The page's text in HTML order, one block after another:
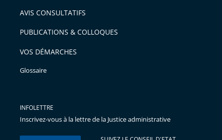
AVIS CONSULTATIFS
PUBLICATIONS & COLLOQUES
VOS DÉMARCHES
Glossaire
INFOLETTRE
Inscrivez-vous à la lettre de la Justice administrative